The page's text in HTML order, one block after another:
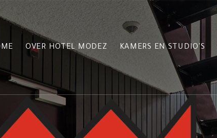
OVER HOTEL MODEZ KAMERS EN STUDIO'S